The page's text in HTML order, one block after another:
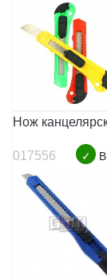
Нож
017556 ✓